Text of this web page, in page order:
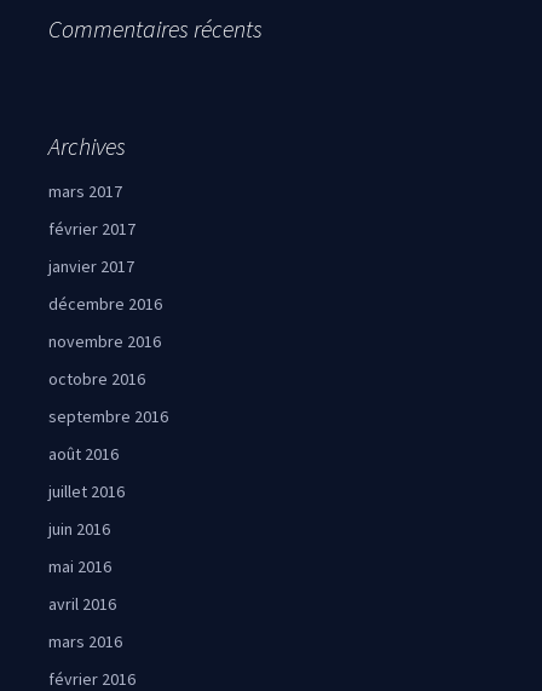
Commentaires récents
Archives
mars 2017
février 2017
janvier 2017
décembre 2016
novembre 2016
octobre 2016
septembre 2016
août 2016
juillet 2016
juin 2016
mai 2016
avril 2016
mars 2016
février 2016